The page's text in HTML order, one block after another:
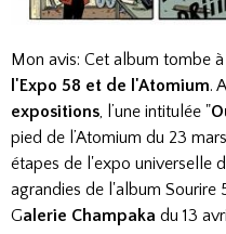
Mon avis: Cet album tombe
l'Expo 58 et de l'Atomium.
expositions, l’une intitulée "
pied de l’Atomium du 23
étapes de l'expo universelle
agrandies de l'album Sourire
Galerie Champaka du 13